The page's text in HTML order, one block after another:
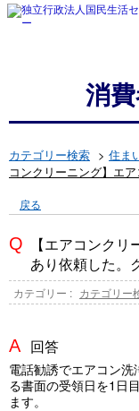
消
カテゴリー検索 > 住ま
コンクリーニング】エ
戻る
【エアコンク
あり依頼した。
カテゴリー : カテゴリー
回答
電話勧誘でエアコン
る書面の受領日を1日
ます。